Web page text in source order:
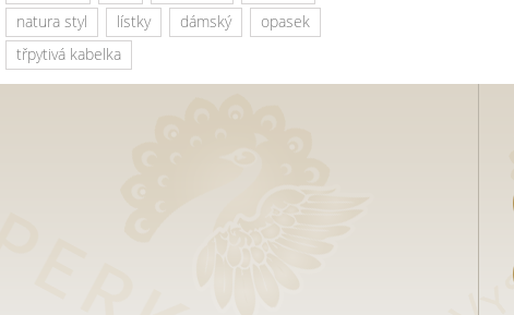
natura styl
lístky dámský
opasek
třpytivá kabelka